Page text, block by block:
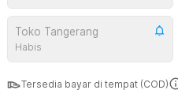
Toko Tangerang
Habis
Tersedia bayar di tempat (COD)